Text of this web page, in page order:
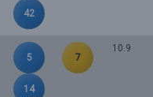
42
5
14
7
10.9